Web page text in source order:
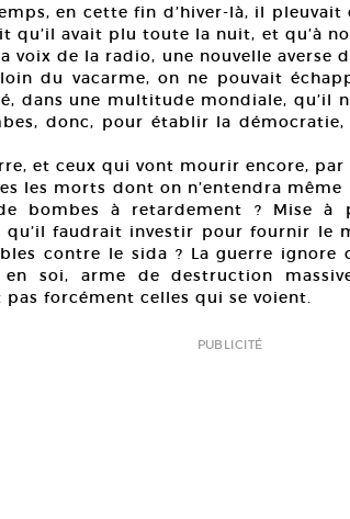
en cette fin d’hiver-là, il
qu’il avait plu toute la nuit, et qu’à
voix de la radio, une nouvelle averse
du vacarme, on ne pouvait
dans une multitude mondiale, qu’il
donc, pour établir la
et ceux qui vont mourir encore, par
les morts dont on n’entendra
bombes à retardement ? Mise à
qu’il faudrait investir pour fournir le
contre le sida ? La guerre ignore
en soi, arme de destruction
forcément celles qui se voient.
PUBLICITÉ